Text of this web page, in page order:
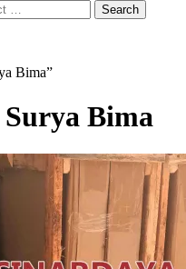
Bima”
Surya Bima